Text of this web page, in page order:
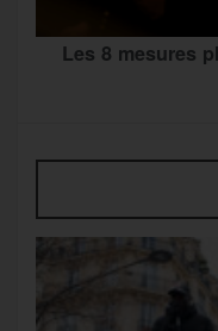
Les 8 mesures